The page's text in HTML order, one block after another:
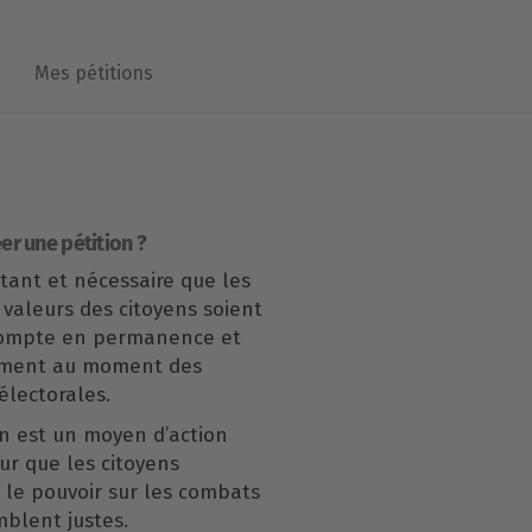
Mes pétitions
une pétition ?
et nécessaire que les
des citoyens soient
en permanence et
au moment des
est un moyen d’action
que les citoyens
pouvoir sur les combats
justes.